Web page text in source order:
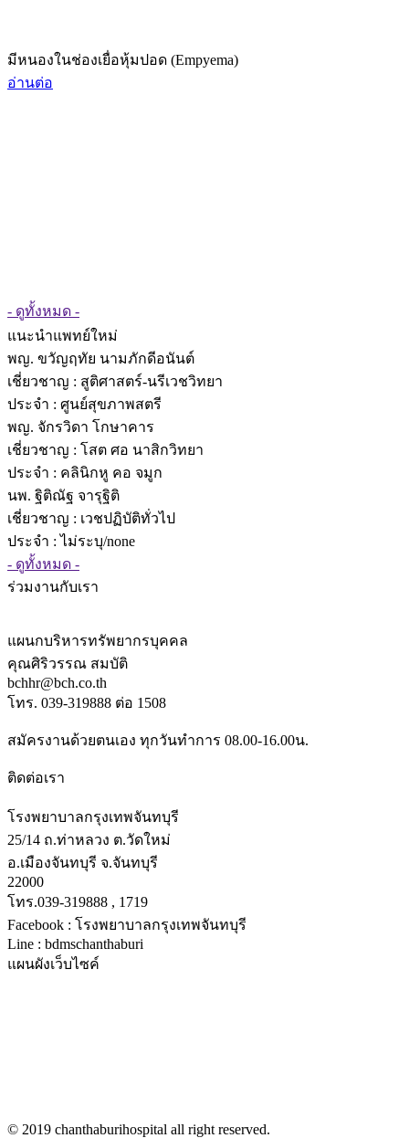
มีหนองในช่องเยื่อหุ้มปอด (Empyema)
อ่านต่อ
- ดูทั้งหมด -
แนะนำแพทย์ใหม่
พญ. ขวัญฤทัย นามภักดีอนันต์
เชี่ยวชาญ : สูติศาสตร์-นรีเวชวิทยา
ประจำ : ศูนย์สุขภาพสตรี
พญ. จักรวิดา โกษาคาร
เชี่ยวชาญ : โสต ศอ นาสิกวิทยา
ประจำ : คลินิกหู คอ จมูก
นพ. ฐิติณัฐ จารุฐิติ
เชี่ยวชาญ : เวชปฏิบัติทั่วไป
ประจำ : ไม่ระบุ/none
- ดูทั้งหมด -
ร่วมงานกับเรา
แผนกบริหารทรัพยากรบุคคล
คุณศิริวรรณ สมบัติ
bchhr@bch.co.th
โทร. 039-319888 ต่อ 1508
สมัครงานด้วยตนเอง ทุกวันทำการ 08.00-16.00น.
ติดต่อเรา
โรงพยาบาลกรุงเทพจันทบุรี
25/14 ถ.ท่าหลวง ต.วัดใหม่
อ.เมืองจันทบุรี จ.จันทบุรี
22000
โทร.039-319888 , 1719
Facebook : โรงพยาบาลกรุงเทพจันทบุรี
Line : bdmschanthaburi
แผนผังเว็บไซค์
© 2019 chanthaburihospital all right reserved.